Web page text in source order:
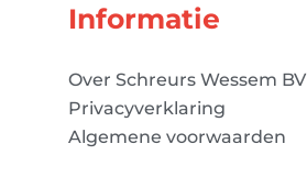
Informatie
Over Schreurs Wessem BV
Privacyverklaring
Algemene voorwaarden